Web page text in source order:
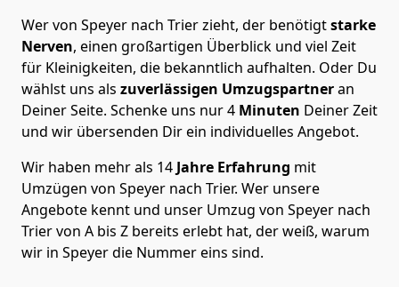
Wer von Speyer nach Trier zieht, der benötigtstarke
Nerven, einen großartigen Überblick und viel Zeit
für Kleinigkeiten, die bekanntlich aufhalten. Oder Du
wählst uns als zuverlässigen Umzugspartneran
Deiner Seite. Schenke uns nur4 Minuten Deiner Zeit
und wir übersenden Dir ein individuelles Angebot.
Wir haben mehr als 14 Jahre Erfahrung mit
Umzügen von Speyer nach Trier. Wer unsere
Angebote kennt und unser Umzug von Speyer nach
Trier von A bis Z bereits erlebt hat, der weiß, warum
wir in Speyer die Nummer eins sind.